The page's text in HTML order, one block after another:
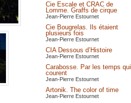
Cie Escale et CRAC de
Lomme. Graffs de cirque
Jean-Pierre Estournet
Cie Bougrelas. Ils étaient
plusieurs fois
Jean-Pierre Estournet
CIA Dessous d’Histoire
Jean-Pierre Estournet
Carabosse. Par les temps qui
courent
Jean-Pierre Estournet
Artonik. The color of time
Jean-Pierre Estournet